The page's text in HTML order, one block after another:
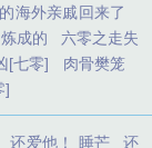
海外亲戚回来了
成的
六零之走失
[七零]
肉骨樊笼
]
还爱他！ 睡芒 还